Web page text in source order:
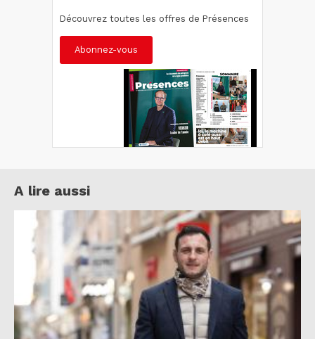
Découvrez toutes les offres de Présences
Abonnez-vous
A lire aussi